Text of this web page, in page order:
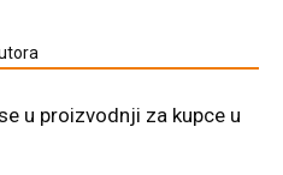
u proizvodnji za kupce u